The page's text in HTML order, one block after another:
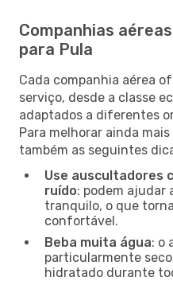
Companhias
para Pula
Cada companhia aérea
serviço, desde a classe
adaptados a diferentes
Para melhorar ainda
também as seguintes
Use auscultadores
ruído: podem ajudar
tranquilo, o que
confortável.
Beba muita água: o
particularmente
hidratado durante